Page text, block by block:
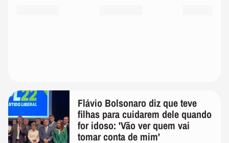
Flávio Bolsonaro diz que teve
filhas para cuidarem dele quando
for idoso: 'Vão ver quem vai
tomar conta de mim'